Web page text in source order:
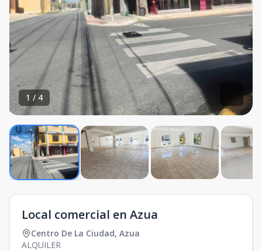
1 / 4
Local comercial en Azua
Centro De La Ciudad, Azua
ALQUILER